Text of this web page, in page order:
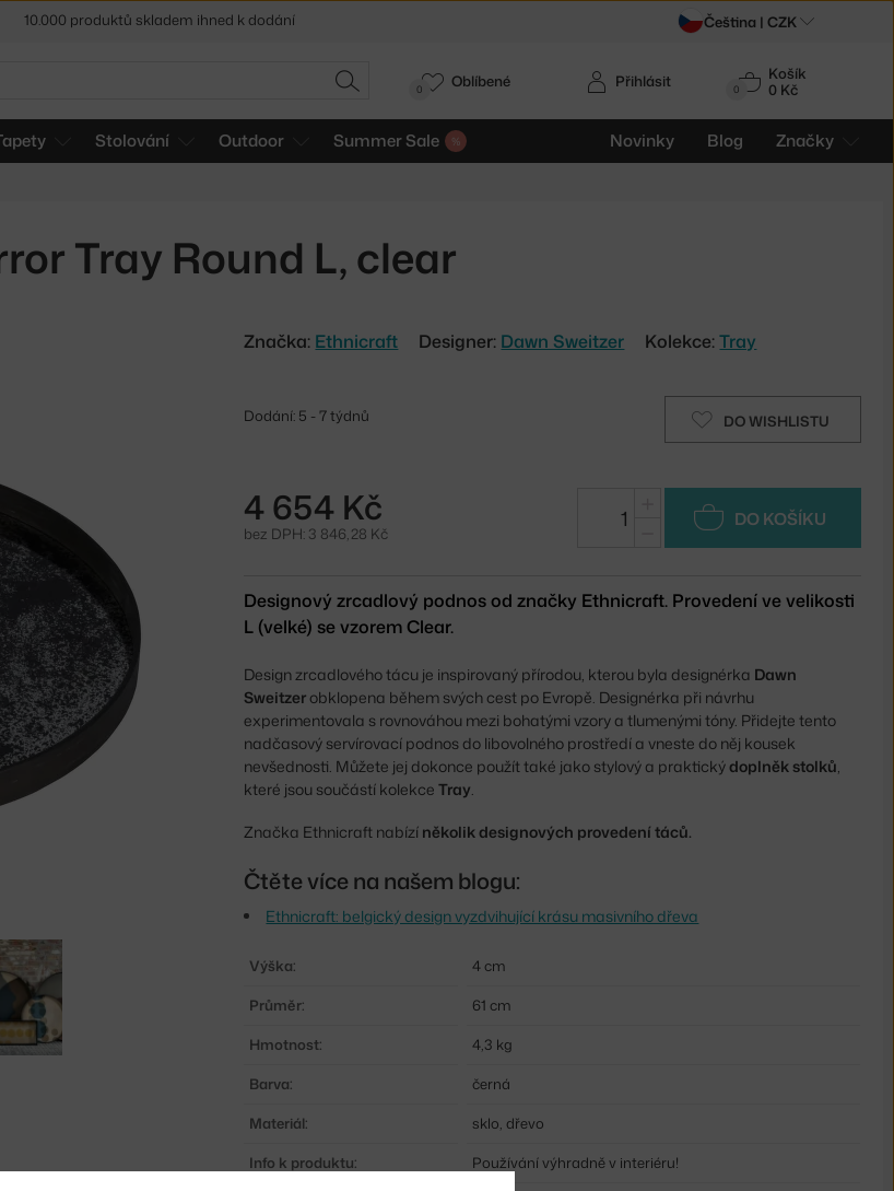
HLEDAT 0
Košík
0 Kč
Stolování Outdoor Summer Sale Novinky Blog Značky
Přihlásit
0 Oblíbené
Tray Round L, clear
Značka: Ethnicraft Designer: Dawn Sweitzer Kolekce:Tray
DO WISHLISTU
Dodání: 5 - 7 týdnů
4 654 Kč
bez DPH: 3 846,28 Kč
DO KOŠÍKU
Designový zrcadlový podnos od značky Ethnicraft. Provedení ve velikosti
L (velké) se vzorem Clear.
Design zrcadlového tácu je inspirovaný přírodou, kterou byla designérka Dawn
Sweitzer obklopena během svých cest po Evropě. Designérka při návrhu
experimentovala s rovnováhou mezi bohatými vzory a tlumenými tóny. Přidejte tento
nadčasový servírovací podnos do libovolného prostředí a vneste do něj kousek
nevšednosti. Můžete jej dokonce použít také jako stylový a praktickýdoplněk stolků
které jsou součástí kolekceTray
Značka Ethnicraft nabízí několik designových provedení táců.
Čtěte více na našem blogu:
Ethnicraft: belgický design vyzdvihující krásu masivního dřeva
Výška:
4 cm
Průměr:
61 cm
Hmotnost:
4,3 kg
Barva:
černá
Materiál:
sklo, dřevo
Info k produktu:
Používání výhradně v interiéru!
Sleva 5 % pro odběratelenewsletteru Čeština | CZK